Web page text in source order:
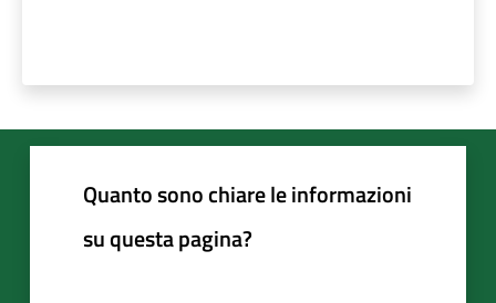
Quanto sono chiare le informazioni
su questa pagina?